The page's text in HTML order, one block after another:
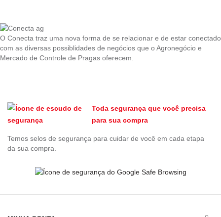
O Conecta traz uma nova forma de se relacionar e de estar conectado
com as diversas possiblidades de negócios que o Agronegócio e
Mercado de Controle de Pragas oferecem.
Toda segurança que você precisa
para sua compra
Temos selos de segurança para cuidar de você em cada etapa
da sua compra.